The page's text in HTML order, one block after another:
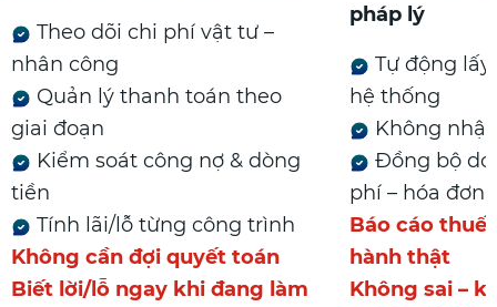
Theo dõi chi phí vật tư –
nhân công
Quản lý thanh toán theo
giai đoạn
Kiểm soát công nợ & dòng
tiền
Tính lãi/lỗ từng công trình
Không cần đợi quyết toán
Biết lời/lỗ ngay khi đang làm
pháp lý
Tự động
hệ thống
Không
Đồng bộ
phí – hóa đơn
Báo cáo thuế
hành thật
Không sai –